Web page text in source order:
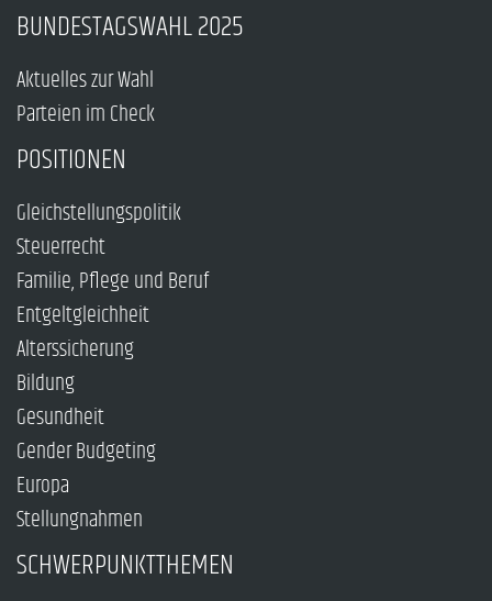
BUNDESTAGSWAHL 2025
Aktuelles zur Wahl
Parteien im Check
POSITIONEN
Gleichstellungspolitik
Steuerrecht
Familie, Pflege und Beruf
Entgeltgleichheit
Alterssicherung
Bildung
Gesundheit
Gender Budgeting
Europa
Stellungnahmen
SCHWERPUNKTTHEMEN